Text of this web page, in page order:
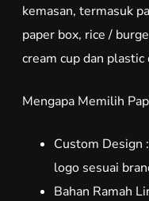
kemasan, termasuk
paper box, rice /
cream cup dan plastic
Mengapa Memilih
Custom Design
logo sesuai
Bahan Ramah